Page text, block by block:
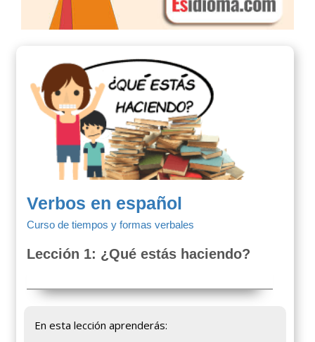
Verbos en español
Curso de tiempos y formas verbales
Lección 1: ¿Qué estás haciendo?
En esta lección aprenderás: